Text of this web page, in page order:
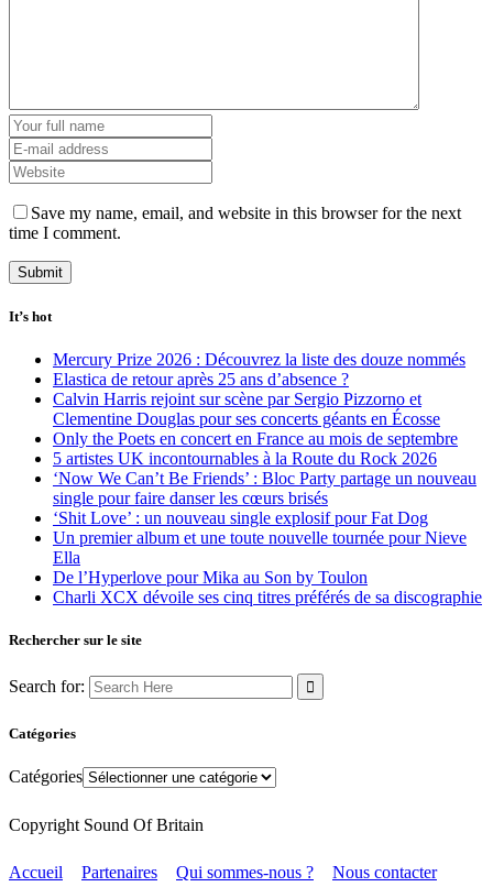
Save my name, email, and website in this browser for the next
time I comment.
It’s hot
Mercury Prize 2026 : Découvrez la liste des douze nommés
Elastica de retour après 25 ans d’absence ?
Calvin Harris rejoint sur scène par Sergio Pizzorno et
Clementine Douglas pour ses concerts géants en Écosse
Only the Poets en concert en France au mois de septembre
5 artistes UK incontournables à la Route du Rock 2026
‘Now We Can’t Be Friends’ : Bloc Party partage un nouveau
single pour faire danser les cœurs brisés
‘Shit Love’ : un nouveau single explosif pour Fat Dog
Un premier album et une toute nouvelle tournée pour Nieve
Ella
De l’Hyperlove pour Mika au Son by Toulon
Charli XCX dévoile ses cinq titres préférés de sa discographie
Rechercher sur le site
Search for:
Catégories
Catégories
Copyright Sound Of Britain
Accueil Partenaires Qui sommes-nous ? Nous contacter